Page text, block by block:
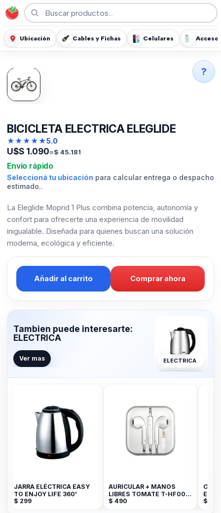
Ubicación Cables y Fichas Celulares
BICICLETA ELECTRICA ELEGLIDE
★★★★★5.0
U$S 1.090≈$ 45.181
Envío rápido
Seleccioná tu ubicación para calcular entrega o despacho
estimado..
La Eleglide Moprid 1 Plus combina potencia, autonomía y
confort para ofrecerte una experiencia de movilidad
inigualable. Diseñada para quienes buscan una solución
moderna, ecológica y eficiente.
Añadir al carrito Comprar ahora
Tambien puede interesarte:
ELECTRICA
Ver mas ELECTRICA
JARRA ELÉCTRICA EASY
TO ENJOY LIFE 360'
$ 299
AURICULAR + MANOS
LIBRES TOMATE T-HF005
3.5mm
$ 490 $
?